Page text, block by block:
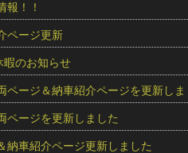
報！！
ページ更新
暇のお知らせ
ページ＆納車紹介ページを更新し
ページを更新しました
納車紹介ページ更新しました